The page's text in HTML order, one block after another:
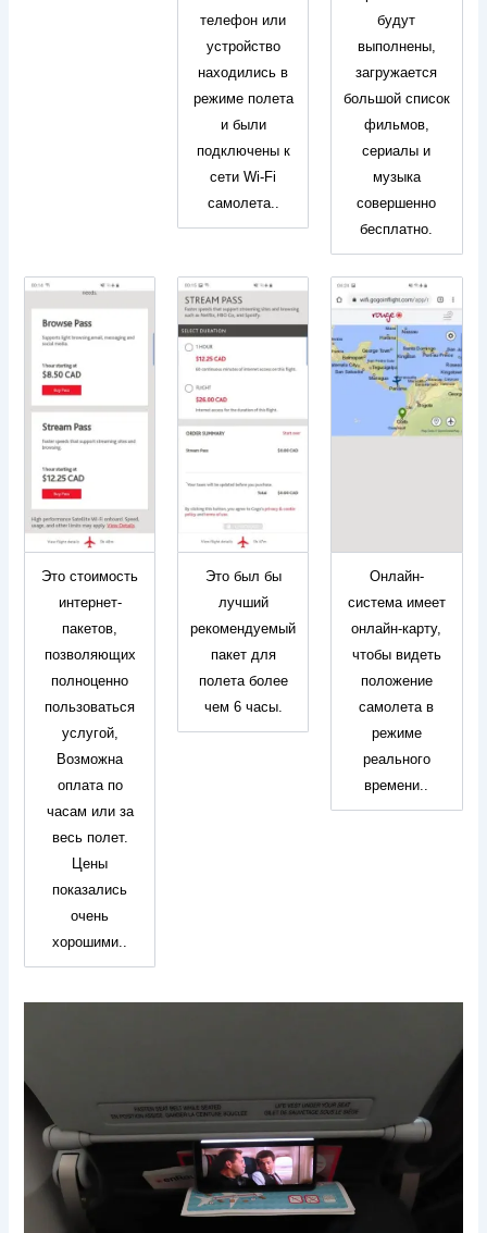
телефон или
устройство
находились в
режиме полета
и были
подключены к
сети Wi-Fi
самолета..
будут
выполнены,
загружается
большой список
фильмов,
сериалы и
музыка
совершенно
бесплатно.
Это стоимость
интернет-
пакетов,
позволяющих
полноценно
пользоваться
услугой,
Возможна
оплата по
часам или за
весь полет.
Цены
показались
очень
хорошими..
Это был бы
лучший
рекомендуемый
пакет для
полета более
чем 6 часы.
Онлайн-
система имеет
онлайн-карту,
чтобы видеть
положение
самолета в
режиме
реального
времени..